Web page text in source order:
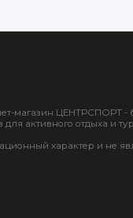
магазин ЦЕНТРСПОРТ -
для активного отдыха и
характер и не